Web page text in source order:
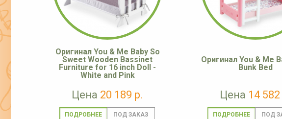
Оригинал You & Me Baby So
Sweet Wooden Bassinet
Furniture for 16 inch Doll -
White and Pink
Цена 20 189 р.
ПОДРОБНЕЕ
Оригинал You & Me
Bunk Bed
Цена 14 582
ПОДРОБНЕЕ